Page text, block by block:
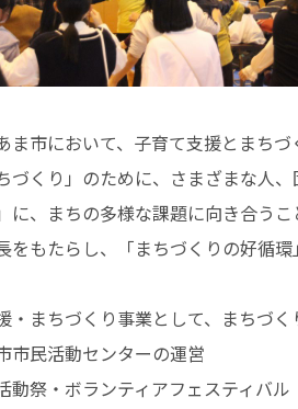
ま市において、子育て支援とまち
づくり」のために、さまざまな人
に、まちの多様な課題に向き合う
をもたらし、「まちづくりの好循
・まちづくり事業として、まちづ
市民活動センターの運営
祭・ボランティアフェスティバル